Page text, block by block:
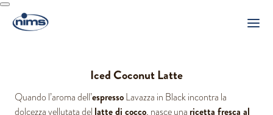
Iced Coconut Latte
Quando l’aroma dell’espressoLavazza in Black incontra la
dolcezza vellutata del latte di cocco, nasce una ricetta fresca al